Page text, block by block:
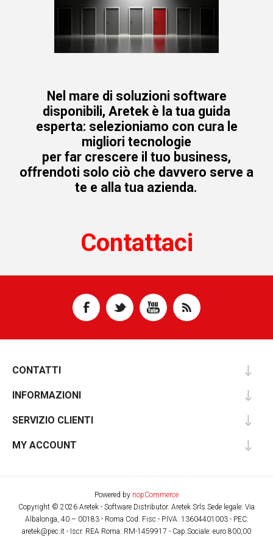
siete dentro al server; certo non è che
sia molto user-friendly agire in desktop
remoto da un cellulare, però è ciò che vi
Vi rendete appena conto che,
probabilmente quel costoso software di
desktop remoto che da anni siete
costretti a rinnovare forse non vi serve
più.
Stay Tuned, Stay
Per avere un’idea concreta degli ambiti
Webinar del 28 Marzo 2019…
ISCRIVITI ORA
Nel mare di soluzioni software
disponibili, Aretek è la tua guida
esperta: selezioniamo con cura le
migliori tecnologie
per far crescere il tuo business,
offrendoti solo ciò che davvero serve a
te e alla tua azienda.
Contattaci
CONTATTI
INFORMAZIONI
SERVIZIO CLIENTI
MY ACCOUNT
Powered by nopCommerce
Copyright © 2026 Aretek - Software Distributor. Aretek Srls Sede legale: Via
Albalonga, 40 – 00183 - Roma Cod. Fisc.- P.IVA: 13604401003 - PEC:
aretek@pec.it - Iscr. REA Roma: RM-1459917 - Cap.Sociale: euro 800,00